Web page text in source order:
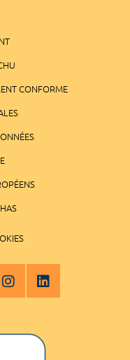
CONFORME